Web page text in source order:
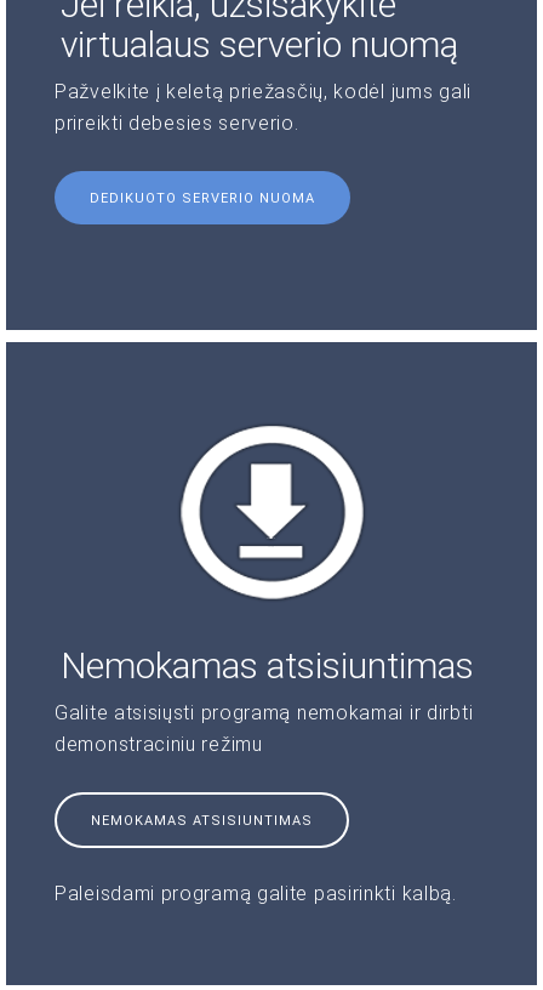
virtualaus serverio nuomą
Pažvelkite į keletą priežasčių, kodėl jums gali
prireikti debesies serverio.
DEDIKUOTO SERVERIO NUOMA
Nemokamas atsisiuntimas
Galite atsisiųsti programą nemokamai ir dirbti
demonstraciniu režimu
NEMOKAMAS ATSISIUNTIMAS
Paleisdami programą galite pasirinkti kalbą.